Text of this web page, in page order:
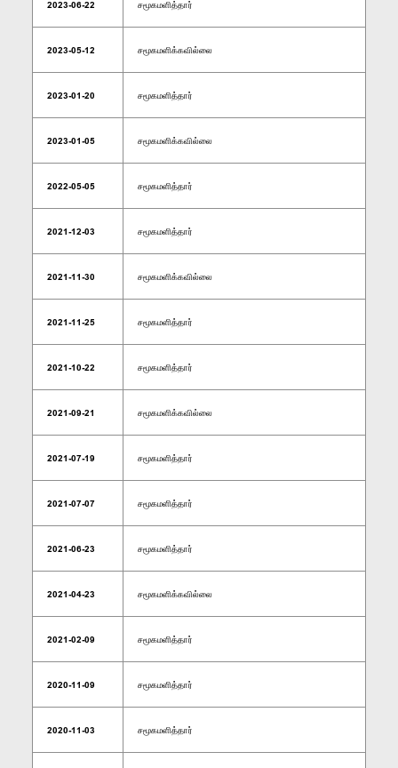
2023-06-22 சமூகமளித்தார்
2023-05-12 சமூகமளிக்கவில்லை
2023-01-20 சமூகமளித்தார்
2023-01-05 சமூகமளிக்கவில்லை
2022-05-05 சமூகமளித்தார்
2021-12-03 சமூகமளித்தார்
2021-11-30 சமூகமளிக்கவில்லை
2021-11-25 சமூகமளித்தார்
2021-10-22 சமூகமளித்தார்
2021-09-21 சமூகமளிக்கவில்லை
2021-07-19 சமூகமளித்தார்
2021-07-07 சமூகமளித்தார்
2021-06-23 சமூகமளித்தார்
2021-04-23 சமூகமளிக்கவில்லை
2021-02-09 சமூகமளித்தார்
2020-11-09 சமூகமளித்தார்
2020-11-03 சமூகமளித்தார்